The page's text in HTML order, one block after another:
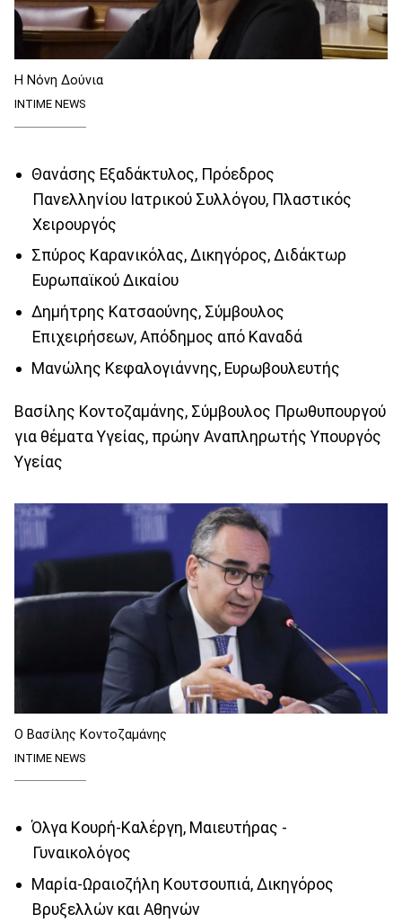
Η Νόνη Δούνια
INTIME NEWS
Θανάσης Εξαδάκτυλος, Πρόεδρος
Πανελληνίου Ιατρικού Συλλόγου, Πλαστικός
Χειρουργός
Σπύρος Καρανικόλας, Δικηγόρος, Διδάκτωρ
Ευρωπαϊκού Δικαίου
Δημήτρης Κατσαούνης, Σύμβουλος
Επιχειρήσεων, Απόδημος από Καναδά
Μανώλης Κεφαλογιάννης, Ευρωβουλευτής
Βασίλης Κοντοζαμάνης, Σύμβουλος Πρωθυπουργού
για θέματα Υγείας, πρώην Αναπληρωτής Υπουργός
Υγείας
Ο Βασίλης Κοντοζαμάνης
INTIME NEWS
Όλγα Κουρή-Καλέργη, Μαιευτήρας -
Γυναικολόγος
Μαρία-Ωραιοζήλη Κουτσουπιά, Δικηγόρος
Βρυξελλών και Αθηνών